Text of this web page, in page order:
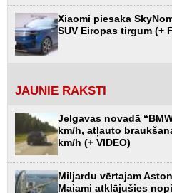
Xiaomi piesaka
SUV Eiropas tirgum (+
JAUNIE RAKSTI
Jelgavas novadā
km/h, atļauto
km/h (+ VIDEO)
Miljardu vērtajam
Maiami atklājušies